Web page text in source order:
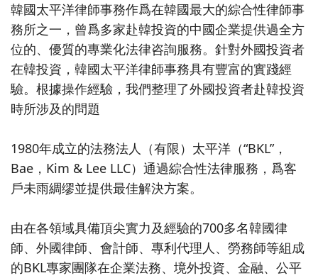
韓國太平洋律師事務作爲在韓國最大的綜合性律師事
務所之一，曾爲多家赴韓投資的中國企業提供過全方
位的、優質的專業化法律咨詢服務。針對外國投資者
在韓投資，韓國太平洋律師事務具有豐富的實踐經
驗。根據操作經驗，我們整理了外國投資者赴韓投資
時所涉及的問題
1980年成立的法務法人（有限）太平洋（“BKL”，
Bae，Kim & Lee LLC）通過綜合性法律服務，爲客
戶未雨綢缪並提供最佳解決方案。
由在各領域具備頂尖實力及經驗的700多名韓國律
師、外國律師、會計師、專利代理人、勞務師等組成
的BKL專家團隊在企業法務、境外投資、金融、公平